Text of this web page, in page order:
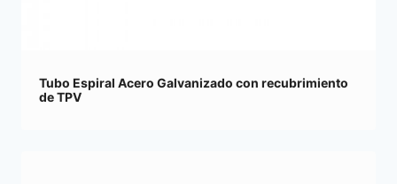
Tubo Espiral Acero Galvanizado con recubrimiento
de TPV